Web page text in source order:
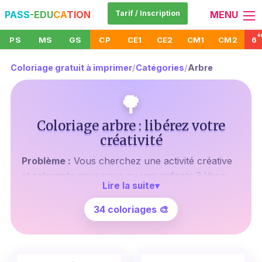
PASS-EDUCATION Tarif / Inscription MENU
PS MS GS CP CE1 CE2 CM1 CM2 6
Coloriage gratuit à imprimer/Catégories/Arbre
🌳
Coloriage arbre : libérez votre
créativité
Problème : Vous cherchez une activité créative
et relaxante pour vous ou vos enfants ? Vous
avez besoin de coloriages qui stimulent
l'imagination tout en offrant un moment de
Aperçu :Ne cherchez plus, nous avons ce qu'il
Lire la suite▾
34 coloriages 🎨